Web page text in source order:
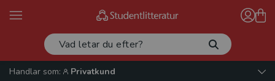
Handlar som:
Privatkund